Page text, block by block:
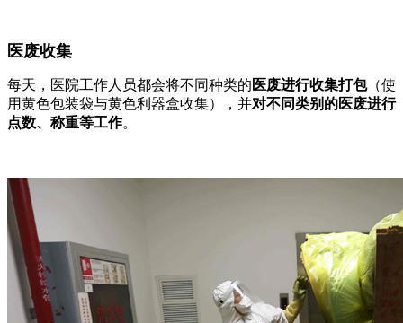
医废收集
每天，医院工作人员都会将不同种类的 医废进行收集打包（使
用黄色包装袋与黄色利器盒收集），并对不同类别的医废进行
点数、称重等工作。